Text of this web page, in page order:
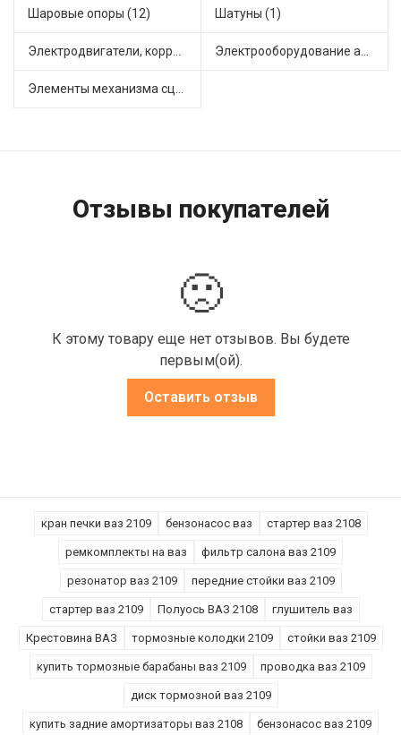
Шаровые опоры (12) Шатуны (1)
Электродвигатели, корректоры и приводы автомобильн (34) Электрооборудование автомобилей (12)
Элементы механизма сцепления (49)
Отзывы покупателей
🙁
К этому товару еще нет отзывов. Вы будете
первым(ой).
Оставить отзыв
кран печки ваз 2109 бензонасос ваз стартер ваз 2108
ремкомплекты на ваз фильтр салона ваз 2109
резонатор ваз 2109 передние стойки ваз 2109
стартер ваз 2109 Полуось ВАЗ 2108 глушитель ваз
Крестовина ВАЗ тормозные колодки 2109 стойки ваз 2109
купить тормозные барабаны ваз 2109 проводка ваз 2109
диск тормозной ваз 2109
купить задние амортизаторы ваз 2108 бензонасос ваз 2109